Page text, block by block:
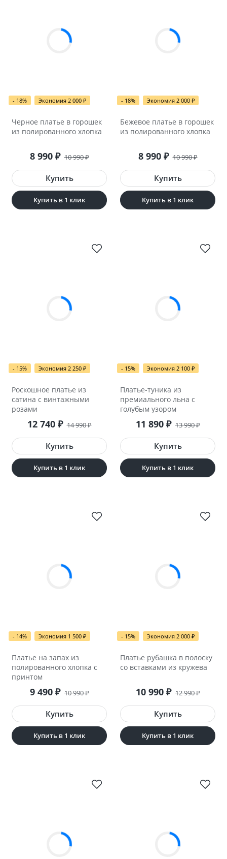
- 18% Экономия 2 000 ₽
Черное платье в горошек
из полированного хлопка
8 990 ₽ 10 990₽
Купить в 1 клик
- 18% Экономия 2 000 ₽
Бежевое платье в горошек
из полированного хлопка
8 990 ₽ 10 990₽
Купить в 1 клик
- 15% Экономия 2 250 ₽
Роскошное платье из
сатина с винтажными
розами
12 740 ₽ 14 990₽
Купить в 1 клик
- 15% Экономия 2 100 ₽
Платье-туника из
премиального льна с
голубым узором
11 890 ₽ 13 990₽
Купить в 1 клик
- 14% Экономия 1 500 ₽
Платье на запах из
полированного хлопка с
принтом
9 490 ₽ 10 990₽
Купить в 1 клик
- 15% Экономия 2 000 ₽
Платье рубашка в полоску
со вставками из кружева
10 990 ₽ 12 990₽
Купить в 1 клик